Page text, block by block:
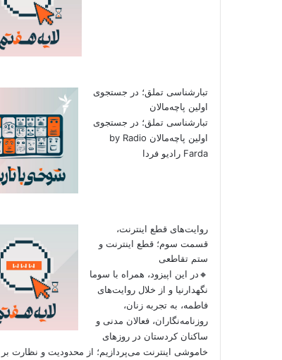
تبارشناسی تملق؛ در جستجوی
اولین‌ پاچه‌مالان
تبارشناسی تملق؛ در جستجوی
اولین‌ پاچه‌مالان by Radio
Farda رادیو فردا
روایت‌های قطع اینترنت،
قسمت سوم؛ قطع اینترنت و
ستم تقاطعی
🔸در این اپیزود، همراه با سوما
نگهدارنیا و از خلال روایت‌های
فاطمه، به تجربه زنان،
روزنامه‌نگاران، فعالان مدنی و
ساکنان کردستان در روزهای
خاموشی اینترنت می‌پردازیم؛ از محدودیت و نظارت بر